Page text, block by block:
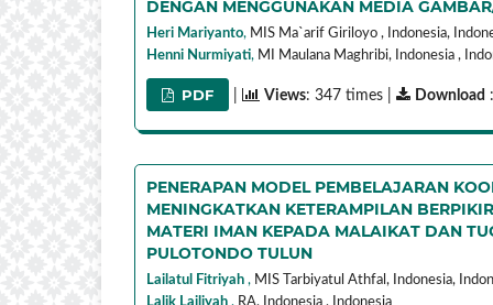
DENGAN MENGGUNAKAN MEDIA
Heri Mariyanto, MIS Ma`arif Giriloyo , Indonesia,
Henni Nurmiyati, MI Maulana Maghribi, Indonesia ,
PDF Views: 347 times | Download
PENERAPAN MODEL PEMBELAJARAN
MENINGKATKAN KETERAMPILAN
MATERI IMAN KEPADA MALAIKAT DAN
PULOTONDO TULUN
Lailatul Fitriyah , MIS Tarbiyatul Athfal, Indonesia,
Lalik Lailiyah , RA, Indonesia , Indonesia